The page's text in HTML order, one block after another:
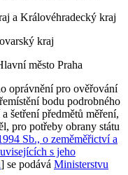
a Královéhradecký kraj
kraj
město Praha
oprávnění pro ověřování
bodu podrobného
šetření předmětů měření,
pro potřeby obrany státu
Sb., o zeměměřictví a
s jeho
] se podává Ministerstvu